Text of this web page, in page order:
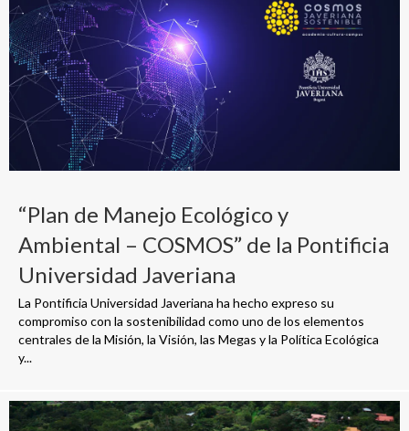
“Plan de Manejo Ecológico y
Ambiental – COSMOS” de la Pontificia
Universidad Javeriana
La Pontificia Universidad Javeriana ha hecho expreso su
compromiso con la sostenibilidad como uno de los elementos
centrales de la Misión, la Visión, las Megas y la Política Ecológica
y...